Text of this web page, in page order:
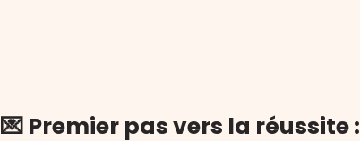
💌 Premier pas vers la réussite :